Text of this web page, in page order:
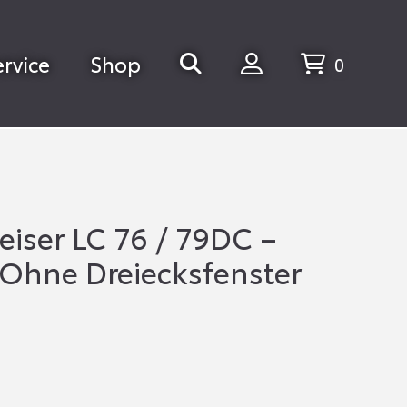
Shop 0
LC 76 / 79DC –
Dreiecksfenster